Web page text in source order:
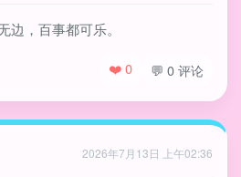
，百事都可乐。
❤️ 0 💬 0 评论
2026年7月13日 上午02:36